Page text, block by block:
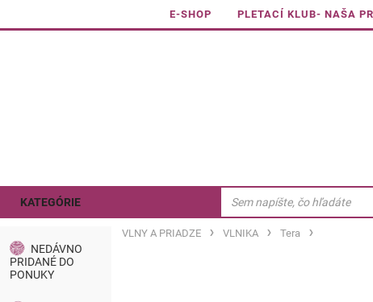
E-SHOP PLETACÍ KLUB- NAŠA
KATEGÓRIE
NEDÁVNO
PRIDANÉ DO
PONUKY
VLNY A PRIADZE VLNIKA Tera